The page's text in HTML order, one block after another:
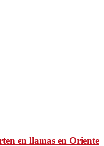
en llamas en Oriente